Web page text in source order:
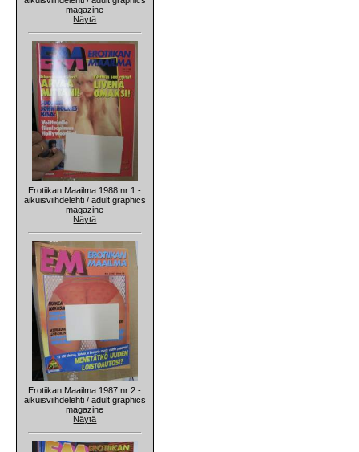
magazine
Näytä
Erotiikan Maailma 1988 nr 1 -
aikuisviihdelehti / adult graphics
magazine
Näytä
Erotiikan Maailma 1987 nr 2 -
aikuisviihdelehti / adult graphics
magazine
Näytä